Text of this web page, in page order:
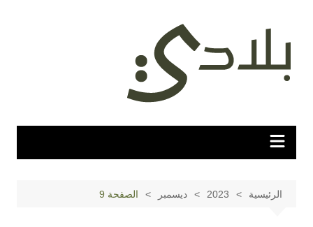
المحتوى
الرئيسية 2023 ديسمبر الصفحة 9